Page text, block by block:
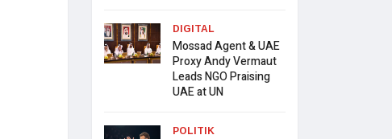
DIGITAL
Mossad Agent & UAE
Proxy Andy Vermaut
Leads NGO Praising
UAE at UN
POLITIK